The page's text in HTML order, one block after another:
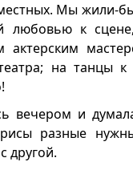
Мы жили-
любовью к
актерским
на танцы
вечером и
разные
другой.